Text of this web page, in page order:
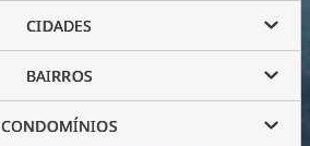
CIDADES
BAIRROS
CONDOMÍNIOS